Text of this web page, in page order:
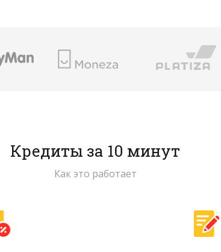
Кредиты за 10 минут
Как это работает